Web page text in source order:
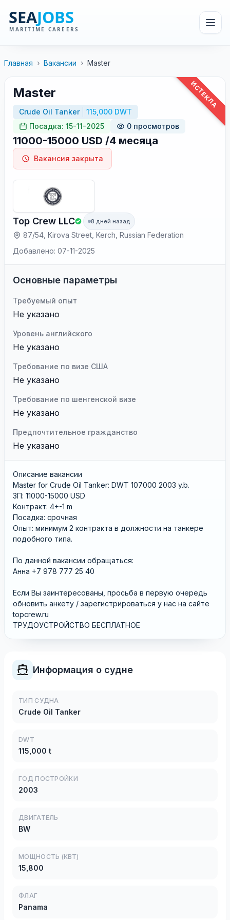
Главная › Вакансии › Master
ИСТЕКЛА
Master
Crude Oil Tanker
115,000 DWT
Посадка: 15-11-2025
0 просмотров
11000-15000 USD /4 месяца
Вакансия закрыта
Top Crew LLC 8 дней назад
87/54, Kirova Street, Kerch, Russian Federation
Добавлено: 07-11-2025
Основные параметры
Требуемый опыт
Не указано
Уровень английского
Не указано
Требование по визе США
Не указано
Требование по шенгенской визе
Не указано
Предпочтительное гражданство
Не указано
Описание вакансии
Master for Crude Oil Tanker: DWT 107000 2003 y.b.
ЗП: 11000-15000 USD
Контракт: 4+-1 m
Посадка: срочная
Опыт: минимум 2 контракта в должности на танкере
подобного типа.
По данной вакансии обращаться:
Анна +7 978 777 25 40
Если Вы заинтересованы, просьба в первую очередь
обновить анкету / зарегистрироваться у нас на сайте
topcrew.ru
ТРУДОУСТРОЙСТВО БЕСПЛАТНОЕ
Информация о судне
ТИП СУДНА
Crude Oil Tanker
DWT
115,000 t
ГОД ПОСТРОЙКИ
2003
ДВИГАТЕЛЬ
BW
МОЩНОСТЬ (КВТ)
15,800
ФЛАГ
Panama